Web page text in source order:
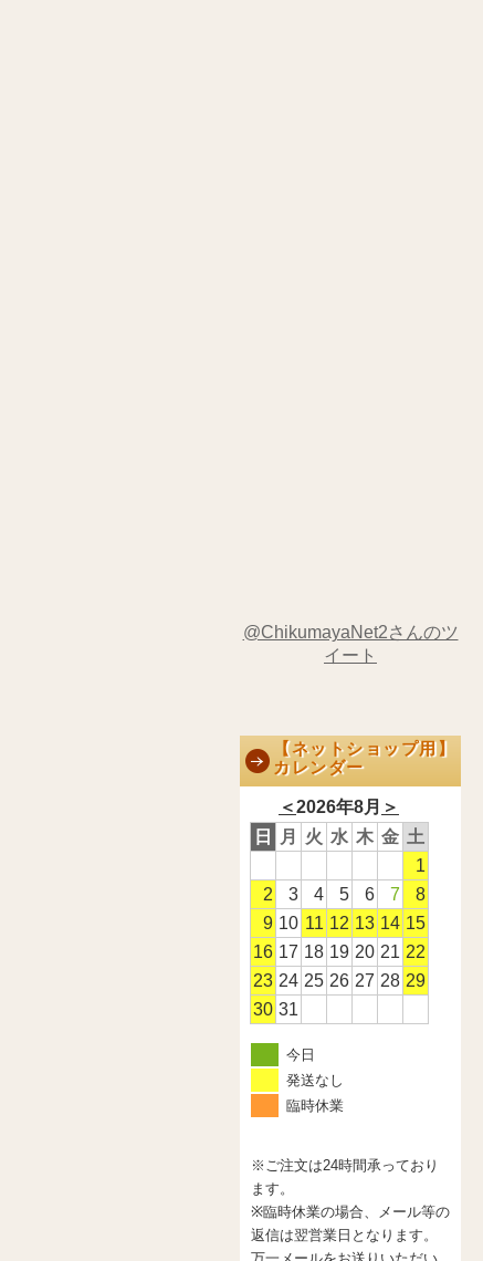
@ChikumayaNet2さんのツ
イート
【ネットショップ用】
カレンダー
＜2026年8月 ＞
日
月 火 水 木 金 土
1
2
3 4 5 6 7
8
9 10 11 12 13 14 15
16 17 18 19 20 21 22
23 24 25 26 27 28 29
30 31
今日
発送なし
臨時休業
※ご注文は24時間承っており
ます。
※臨時休業の場合、メール等の
返信は翌営業日となります。